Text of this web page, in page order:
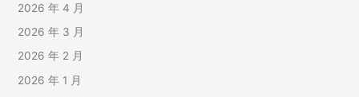
2026 年 4 月
2026 年 3 月
2026 年 2 月
2026 年 1 月